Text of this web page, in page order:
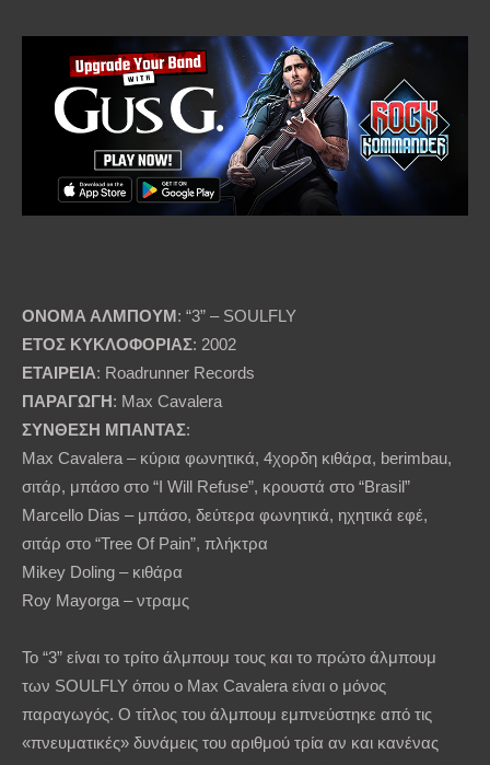
ΟΝΟΜΑ ΑΛΜΠΟΥΜ: “3” – SOULFLY
ΕΤΟΣ ΚΥΚΛΟΦΟΡΙΑΣ: 2002
ΕΤΑΙΡΕΙΑ: Roadrunner Records
ΠΑΡΑΓΩΓΗ: Max Cavalera
ΣΥΝΘΕΣΗ ΜΠΑΝΤΑΣ:
Max Cavalera – κύρια φωνητικά, 4χορδη κιθάρα, berimbau,
σιτάρ, μπάσο στο “I Will Refuse”, κρουστά στο “Brasil”
Marcello Dias – μπάσο, δεύτερα φωνητικά, ηχητικά εφέ,
σιτάρ στο “Tree Of Pain”, πλήκτρα
Mikey Doling – κιθάρα
Roy Mayorga – ντραμς
Το “3” είναι το τρίτο άλμπουμ τους και το πρώτο άλμπουμ
των SOULFLY όπου ο Max Cavalera είναι ο μόνος
παραγωγός. Ο τίτλος του άλμπουμ εμπνεύστηκε από τις
«πνευματικές» δυνάμεις του αριθμού τρία αν και κανένας